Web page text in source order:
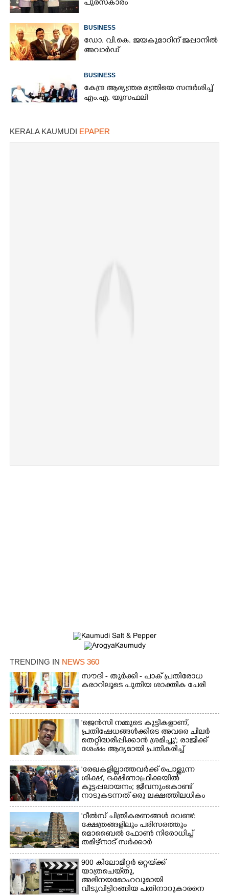
പുരസ്‌കാരം
BUSINESS
ഡോ. വി.കെ. ജയകുമാറിന് ജപ്പാനിൽ
അവാർഡ്
BUSINESS
കേന്ദ്ര ആഭ്യന്ത്രര മന്ത്രിയെ സന്ദർശിച്ച്
എം.എ. യൂസഫലി
KERALA KAUMUDI EPAPER
TRENDING IN NEWS 360
സൗദി - തുർക്കി - പാക് പ്രതിരോധ
കരാറിലൂടെ പുതിയ ശാക്തിക ചേരി
'ജെൻസി നമ്മുടെ കുട്ടികളാണ്,
പ്രതിഷേധങ്ങൾക്കിടെ അവരെ ചിലർ
തെറ്റിദ്ധരിപ്പിക്കാൻ ശ്രമിച്ചു'; രാജിക്ക്
ശേഷം ആദ്യമായി പ്രതികരിച്ച്
ധർമ്മേന്ദ്ര പ്രധാൻ
'രേഖകളില്ലാത്തവർക്ക് പൊള്ളുന്ന
ശിക്ഷ', ദക്ഷിണാഫ്രിക്കയിൽ
കൂട്ടപ്പലായനം; ജീവനുംകൊണ്ട്
നാടുകടന്നത് ഒരു ലക്ഷത്തിലധികം
പേർ
'റീൽസ് ചിത്രീകരണങ്ങൾ വേണ്ട':
ക്ഷേത്രങ്ങളിലും പരിസരത്തും
മൊബൈൽ ഫോൺ നിരോധിച്ച്
തമിഴ്നാട് സർക്കാർ
900 കിലോമീറ്റർ ഒറ്റയ്‌ക്ക്
യാത്രചെ‌യ്‌തു,​
അഭിനയമോഹവുമായി
വീടുവിട്ടിറങ്ങിയ പതിനാറുകാരനെ
×
Share this link
Copy Link